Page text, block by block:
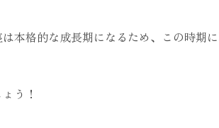
本格的な成長期になるため、この時期
う！